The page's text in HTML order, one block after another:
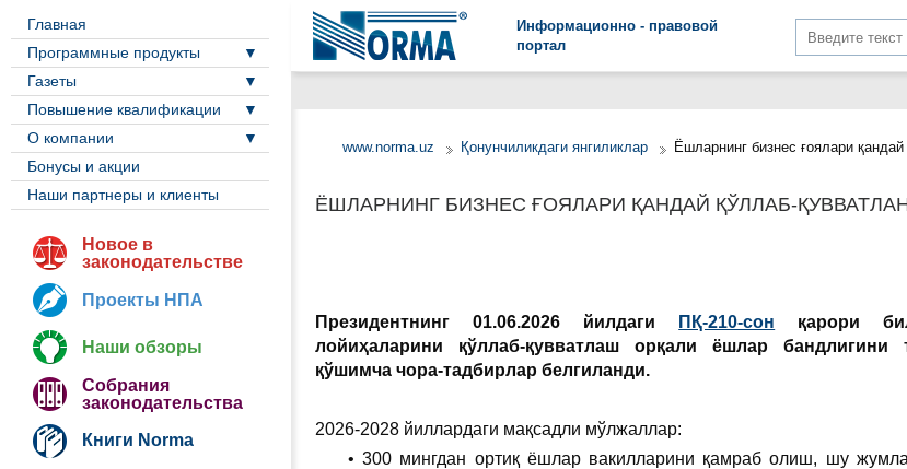
Информационно - правовой
портал
Главная
Программные продукты
Газеты
Повышение квалификации
О компании
Бонусы и акции
Наши партнеры и клиенты
Новое в
законодательстве
Проекты НПА
Наши обзоры
Собрания
законодательства
Книги Norma
www.norma.uz Қонунчиликдаги янгиликлар Ёшларнинг бизнес ғоялари
ЁШЛАРНИНГ БИЗНЕС ҒОЯЛАРИ ҚАНДАЙ ҚЎЛЛАБ-
Президентнинг 01.06.2026 йилдаги
ПҚ-210-сон қарори
лойиҳаларини қўллаб-қувватлаш орқали ёшлар бандлигини
қўшимча чора-тадбирлар белгиланди.
2026-2028 йиллардаги мақсадли мўлжаллар:
• 300 мингдан ортиқ ёшлар вакилларини қамраб олиш, шу